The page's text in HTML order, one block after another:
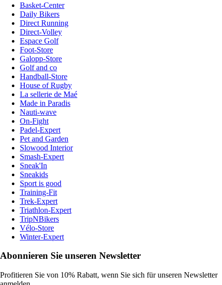
Basket-Center
Daily Bikers
Direct Running
Direct-Volley
Espace Golf
Foot-Store
Galopp-Store
Golf and co
Handball-Store
House of Rugby
La sellerie de Maé
Made in Paradis
Nauti-wave
On-Fight
Padel-Expert
Pet and Garden
Slowood Interior
Smash-Expert
Sneak'In
Sneakids
Sport is good
Training-Fit
Trek-Expert
Triathlon-Expert
TripNBikers
Vélo-Store
Winter-Expert
Abonnieren Sie unseren Newsletter
Profitieren Sie von 10% Rabatt, wenn Sie sich für unseren Newsletter